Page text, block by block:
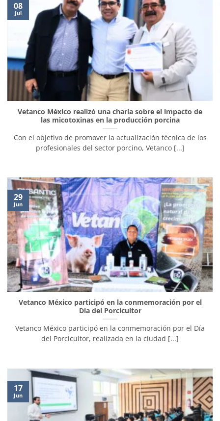
Vetanco México realizó una charla sobre el impacto de
las micotoxinas en la producción porcina
Con el objetivo de promover la actualización técnica de los
profesionales del sector porcino, Vetanco [...]
08
Jul
Vetanco México participó en la conmemoración por el
Día del Porcicultor
Vetanco México participó en la conmemoración por el Día
del Porcicultor, realizada en la ciudad [...]
29
Jun
17
Jun